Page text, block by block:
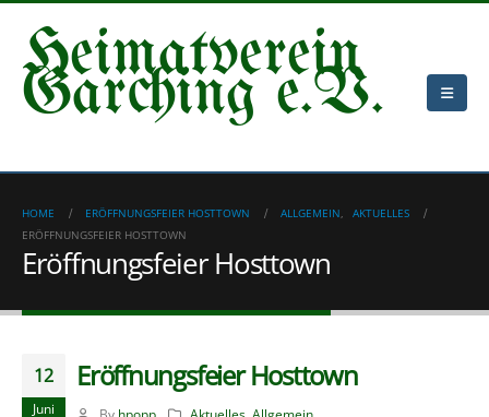
Heimatverein
Garching e.V.
HOME ERÖFFNUNGSFEIER HOSTTOWN ALLGEMEIN,
AKTUELLES
ERÖFFNUNGSFEIER HOSTTOWN
Eröffnungsfeier Hosttown
12
Juni
Eröffnungsfeier Hosttown